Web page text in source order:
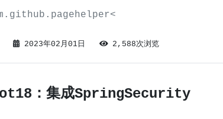
2023年02月01日 2,588次浏览
：集成SpringSecurity